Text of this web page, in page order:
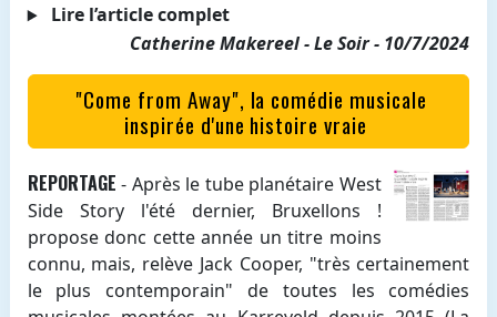
Lire l’article complet
Catherine Makereel - Le Soir - 10/7/2024
"Come from Away", la comédie musicale
inspirée d'une histoire vraie
REPORTAGE - Après le tube planétaire West
Side Story l'été dernier, Bruxellons !
propose donc cette année un titre moins
connu, mais, relève Jack Cooper, "très certainement
le plus contemporain" de toutes les comédies